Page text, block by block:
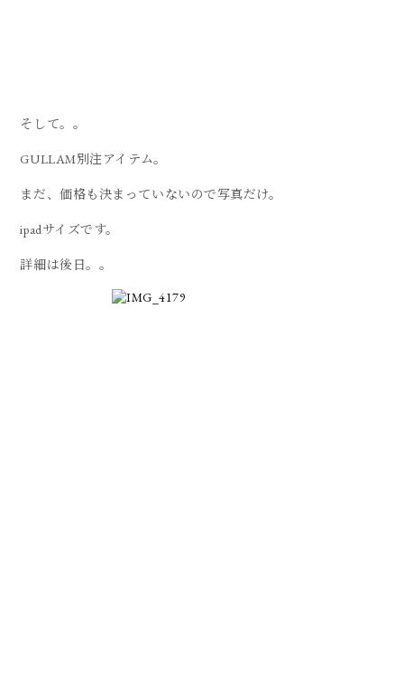
そして。。
GULLAM別注アイテム。
まだ、価格も決まっていないので写真だけ。
ipadサイズです。
詳細は後日。。